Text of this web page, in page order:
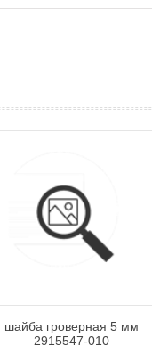
шайба гроверная 5 мм
2915547-010